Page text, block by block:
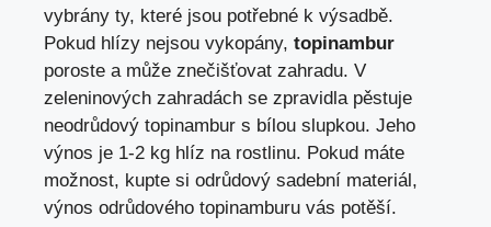
vybrány ty, které jsou potřebné k výsadbě.
Pokud hlízy nejsou vykopány, topinambur
poroste a může znečišťovat zahradu. V
zeleninových zahradách se zpravidla pěstuje
neodrůdový topinambur s bílou slupkou. Jeho
výnos je 1-2 kg hlíz na rostlinu. Pokud máte
možnost, kupte si odrůdový sadební materiál,
výnos odrůdového topinamburu vás potěší.